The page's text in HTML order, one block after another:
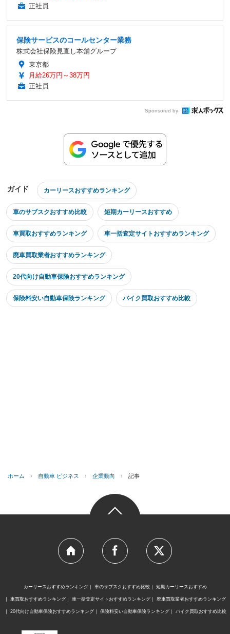
正社員
保険サービスのコールセンター業務
株式会社保険見直し本舗グループ
東京都
月給26万円～38万円
正社員
Sponsored by
ガイド カーリースおすすめランキング
車のサブスクおすすめ比較 短期カーリースおすすめ
車買取おすすめランキング 車一括査定サイトおすすめランキング
廃車買取業者おすすめランキング
20代向け自動車保険おすすめランキング
保険料安い自動車保険ランキング バイク買取おすすめ比較
ホーム › 自動車 ビジネス › 企業動向 › 記事
カーリースおすすめランキング 車のサブスクおすすめ比較 短期カーリースおすすめ
車買取おすすめランキング 車一括査定サイトおすすめランキング 廃車買取業者おすすめランキング
20代向け自動車保険おすすめランキング 保険料安い自動車保険ランキング バイク買取おすすめ比較